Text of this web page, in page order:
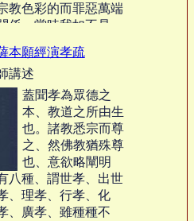
教色彩的而罪惡萬端
係。當時我如不是一
至少也會變到神經
，正因我是個佛子，
無法解脫時，我就懷
心，在佛前悲泣，在
聖像前懺悔。‧‧‧
本願經演孝疏
講述
蓋聞孝為眾德之
本、教道之所由生
也。諸教悉宗而尊
之、然佛教猶殊尊
也、意欲略闡明
八種、謂世孝、出世
、理孝、行孝、化
、廣孝、雖種種不